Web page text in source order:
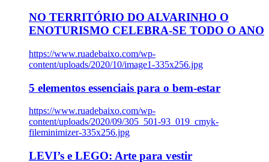
NO TERRITÓRIO DO ALVARINHO O
ENOTURISMO CELEBRA-SE TODO O ANO
https://www.ruadebaixo.com/wp-
content/uploads/2020/10/image1-335x256.jpg
5 elementos essenciais para o bem-estar
https://www.ruadebaixo.com/wp-
content/uploads/2020/09/305_501-93_019_cmyk-
fileminimizer-335x256.jpg
LEVI’s e LEGO: Arte para vestir